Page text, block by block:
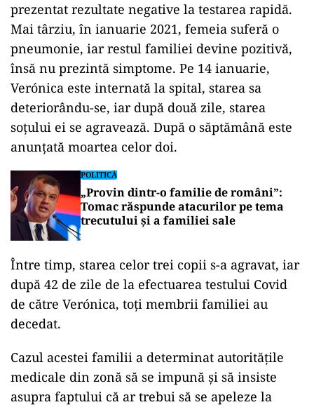
prezentat rezultate negative la testarea rapidă.
Mai târziu, în ianuarie 2021, femeia suferă o
pneumonie, iar restul familiei devine pozitivă,
însă nu prezintă simptome. Pe 14 ianuarie,
Verónica este internată la spital, starea sa
deteriorându-se, iar după două zile, starea
soțului ei se agravează. După o săptămână este
anunțată moartea celor doi.
POLITICĂ
„Provin dintr-o familie de români”:
Tomac răspunde atacurilor pe tema
trecutului și a familiei sale
Între timp, starea celor trei copii s-a agravat, iar
după 42 de zile de la efectuarea testului Covid
de către Verónica, toți membrii familiei au
decedat.
Cazul acestei familii a determinat autoritățile
medicale din zonă să se impună și să insiste
asupra faptului că ar trebui să se apeleze la